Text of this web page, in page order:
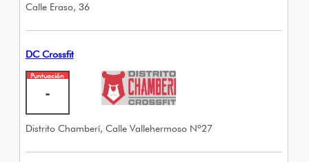
Calle Eraso, 36
DC Crossfit
Puntuación
-
Distrito Chamberí, Calle Vallehermoso Nº27